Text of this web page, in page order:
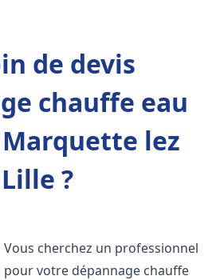
de devis
chauffe eau
lez
Lille ?
Vous cherchez un professionnel
pour votre dépannage chauffe